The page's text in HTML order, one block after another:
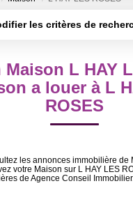
L'AGENCE
CONTACT
les critères de
Budget max
L HAY
a louer à L
ROSES
les annonces immobilière de
votre Maison sur L HAY LES
de Agence Conseil Immobilier.